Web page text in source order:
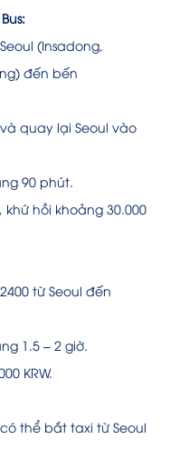
(Insadong,
đến bến
quay lại Seoul vào
90 phút.
khứ hồi khoảng 30.000
từ Seoul đến
1.5 – 2 giờ.
KRW.
thể bắt taxi từ Seoul